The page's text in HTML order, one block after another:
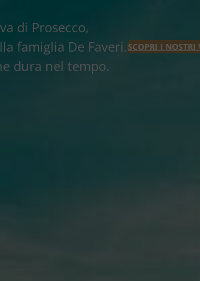
di Prosecco,
famiglia De Faveri.
dura nel tempo.
SCOPRI I NOSTRI